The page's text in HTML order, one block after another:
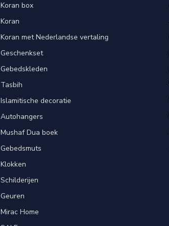
Koran box
Koran
Koran met Nederlandse vertaling
Geschenkset
Gebedskleden
Tasbih
Islamitische decoratie
Autohangers
Mushaf Dua boek
Gebedsmuts
Klokken
Schilderijen
Geuren
Mirac Home